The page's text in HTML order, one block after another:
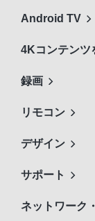
Android TV
4Kコンテンツ
録画
リモコン
デザイン
サポート
ネットワーク